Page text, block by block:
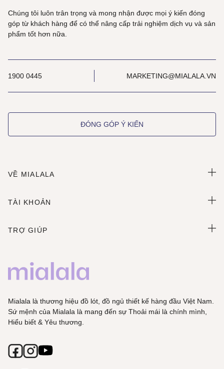
Chúng tôi luôn trân trọng và mong nhận được mọi ý kiến đóng
góp từ khách hàng để có thể nâng cấp trải nghiệm dịch vụ và sản
phẩm tốt hơn nữa.
1900 0445 MARKETING@MIALALA.VN
ĐÓNG GÓP Ý KIẾN
VỀ MIALALA
TÀI KHOẢN
TRỢ GIÚP
Mialala là thương hiệu đồ lót, đồ ngủ thiết kế hàng đầu Việt Nam.
Sứ mệnh của Mialala là mang đến sự Thoải mái là chính mình,
Hiểu biết & Yêu thương.